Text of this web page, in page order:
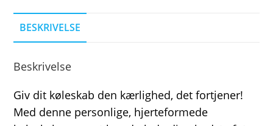
BESKRIVELSE
Beskrivelse
Giv dit køleskab den kærlighed, det fortjener!
Med denne personlige, hjerteformede